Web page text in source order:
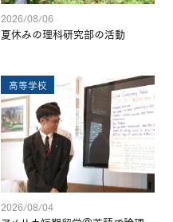
2026/08/06
夏休みの理科研究部の活動
高等学校
2026/08/04